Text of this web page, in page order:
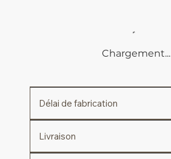
Chargement...
Délai de fabrication
Livraison